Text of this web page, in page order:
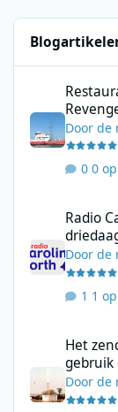
Doorde
0
Radio
Doorde
1
Het
gebruik
Doorde